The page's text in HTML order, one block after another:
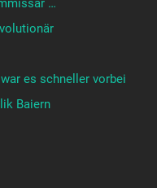
es schneller vorbei
Baiern